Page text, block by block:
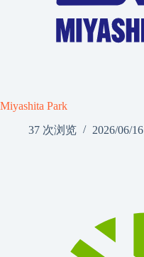
Miyashita Park
37 次浏览
2026/06/16